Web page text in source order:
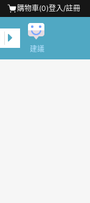
購物車(0)登入/註冊
建議